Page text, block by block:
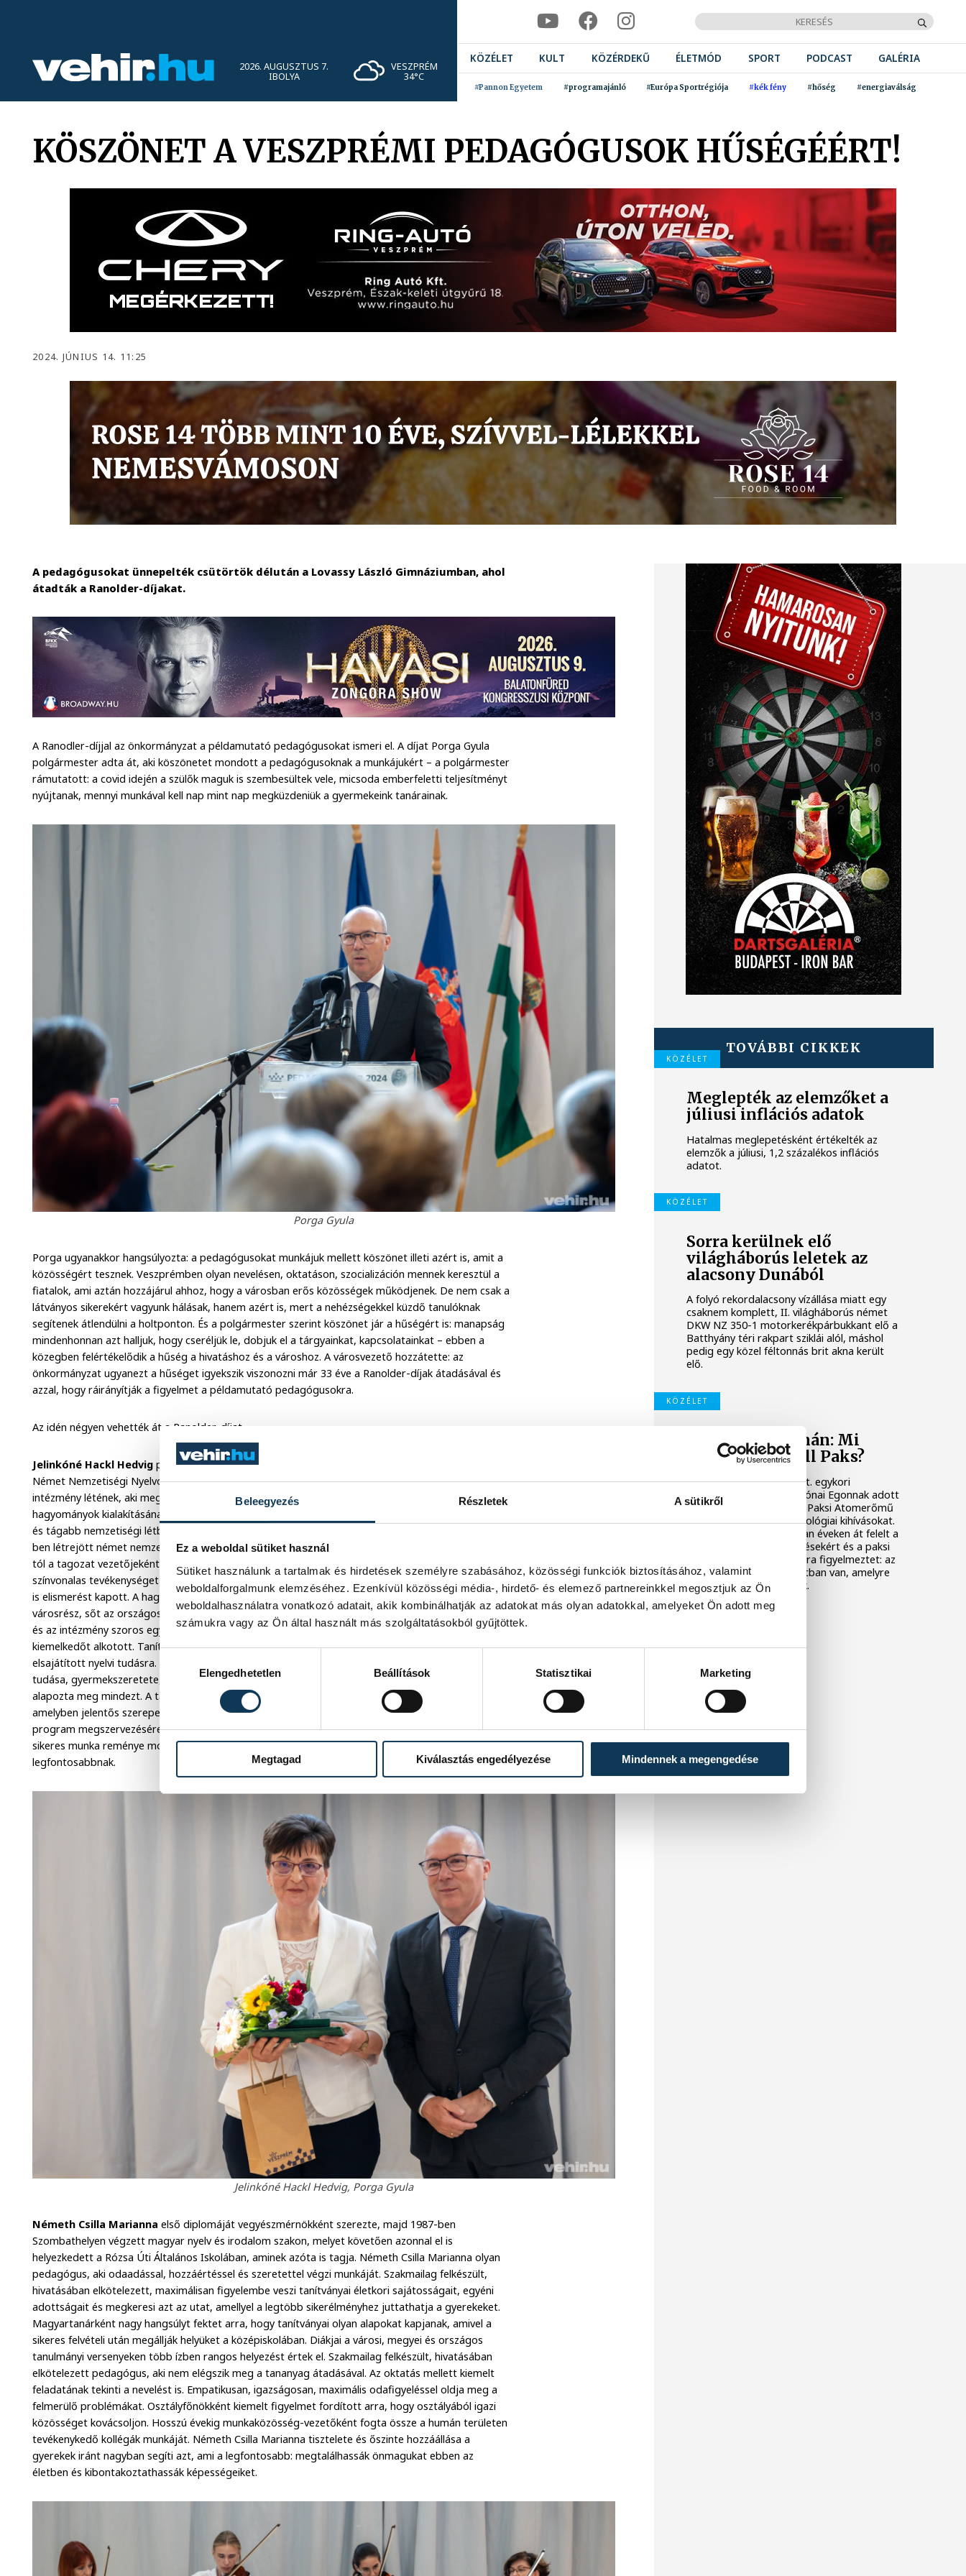
Beleegyezés Részletek A sütikről
Ez a weboldal sütiket használ
Sütiket használunk a tartalmak és hirdetések személyre szabásához, közösségi funkciók biztosításához, valamint
weboldalforgalmunk elemzéséhez. Ezenkívül közösségi média-, hirdető- és elemező partnereinkkel megosztjuk az Ön
weboldalhasználatra vonatkozó adatait, akik kombinálhatják az adatokat más olyan adatokkal, amelyeket Ön adott meg
számukra vagy az Ön által használt más szolgáltatásokból gyűjtöttek.
Elengedhetetlen
Beállítások Statisztikai Marketing
Megtagad Kiválasztás engedélyezése Mindennek a megengedése
2026. AUGUSZTUS 7.
IBOLYA
VESZPRÉM
34°C
KÖZÉLET KULT KÖZÉRDEKŰ ÉLETMÓD SPORT PODCAST GALÉRIA
#Pannon Egyetem #programajánló #Európa Sportrégiója #kék fény #hőség #energiaválság
KÖSZÖNET A VESZPRÉMI PEDAGÓGUSOK HŰSÉGÉÉRT!
2024. JÚNIUS 14. 11:25
A pedagógusokat ünnepelték csütörtök délután a Lovassy László Gimnáziumban, ahol
átadták a Ranolder-díjakat.
A Ranodler-díjjal az önkormányzat a példamutató pedagógusokat ismeri el. A díjat Porga Gyula
polgármester adta át, aki köszönetet mondott a pedagógusoknak a munkájukért – a polgármester
rámutatott: a covid idején a szülők maguk is szembesültek vele, micsoda emberfeletti teljesítményt
nyújtanak, mennyi munkával kell nap mint nap megküzdeniük a gyermekeink tanárainak.
Porga Gyula
Porga ugyanakkor hangsúlyozta: a pedagógusokat munkájuk mellett köszönet illeti azért is, amit a
közösségért tesznek. Veszprémben olyan nevelésen, oktatáson, szocializáción mennek keresztül a
fiatalok, ami aztán hozzájárul ahhoz, hogy a városban erős közösségek működjenek. De nem csak a
látványos sikerekért vagyunk hálásak, hanem azért is, mert a nehézségekkel küzdő tanulóknak
segítenek átlendülni a holtponton. És a polgármester szerint köszönet jár a hűségért is: manapság
mindenhonnan azt halljuk, hogy cseréljük le, dobjuk el a tárgyainkat, kapcsolatainkat – ebben a
közegben felértékelődik a hűség a hivatáshoz és a városhoz. A városvezető hozzátette: az
önkormányzat ugyanezt a hűséget igyekszik viszonozni már 33 éve a Ranolder-díjak átadásával és
azzal, hogy ráirányítják a figyelmet a példamutató pedagógusokra.
Az idén négyen vehették át a Ranolder-díjat.
Jelinkóné Hackl Hedvig pedagógusi és vezetői pályája elválaszthatatlanul összeforr a Gyulaffy
Német Nemzetiségi Nyelvoktató Általános Iskola történetével. Olyan jelentős képviselője ő az
intézmény létének, aki meghatározza az iskola német nemzetiségi arculatát, aki aktív részese volt a
hagyományok kialakításának, és aki összekötő kapocsként képes volt a nemzetiségi tagozatot helyi
és tágabb nemzetiségi létbe integrálni. Jelinkóné Hackl Hedvig német nyelvszakos tanár az 1995-
ben létrejött német nemzetiségi tagozat vezető egyénisége volt az indulástól kezdve, majd 1998-
tól a tagozat vezetőjeként dolgozott 2022 augusztusáig. Munkája nyomán a tagozat olyan
színvonalas tevékenységet tudhat magáénak, amely nemcsak iskolánkban, hanem szakmai körökben
is elismerést kapott. A hagyományápolás területén is nagyon sokat köszönhet neki az iskola, a
városrész, sőt az országos szervezetek is. Ő volt a kezdeményezője a helyi nemzetiségi egyesület
és az intézmény szoros együttműködésének. Jelinkóné Hackl Hedvig a nyelvtanításban is
kiemelkedőt alkotott. Tanítványai évek múlva is bizalommal fordulnak hozzá, büszkék a keze alatt
elsajátított nyelvi tudásra. Mindez nem lehetett volna ennyire eredményes, ha a módszertani
tudása, gyermekszeretete, a német nyelv iránti elkötelezettsége, magával ragadó egyénisége nem
alapozta meg mindezt. A tagozat munkáját alapos tervező munka előzi meg minden tanévben,
amelyben jelentős szerepet vállal. Alaposság jellemzi folyamatos elemző tevékenységét is. Minden
program megszervezésére ugyanolyan alapossággal készül fel. Javaslatait a további fejlődés és
sikeres munka reménye motiválja. Igazi csapatjátékos, aki mindig a közösség érdekeit tartja a
legfontosabbnak.
Jelinkóné Hackl Hedvig, Porga Gyula
Németh Csilla Marianna első diplomáját vegyészmérnökként szerezte, majd 1987-ben
Szombathelyen végzett magyar nyelv és irodalom szakon, melyet követően azonnal el is
helyezkedett a Rózsa Úti Általános Iskolában, aminek azóta is tagja. Németh Csilla Marianna olyan
pedagógus, aki odaadással, hozzáértéssel és szeretettel végzi munkáját. Szakmailag felkészült,
hivatásában elkötelezett, maximálisan figyelembe veszi tanítványai életkori sajátosságait, egyéni
adottságait és megkeresi azt az utat, amellyel a legtöbb sikerélményhez juttathatja a gyerekeket.
Magyartanárként nagy hangsúlyt fektet arra, hogy tanítványai olyan alapokat kapjanak, amivel a
sikeres felvételi után megállják helyüket a középiskolában. Diákjai a városi, megyei és országos
tanulmányi versenyeken több ízben rangos helyezést értek el. Szakmailag felkészült, hivatásában
elkötelezett pedagógus, aki nem elégszik meg a tananyag átadásával. Az oktatás mellett kiemelt
feladatának tekinti a nevelést is. Empatikusan, igazságosan, maximális odafigyeléssel oldja meg a
felmerülő problémákat. Osztályfőnökként kiemelt figyelmet fordított arra, hogy osztályából igazi
közösséget kovácsoljon. Hosszú évekig munkaközösség-vezetőként fogta össze a humán területen
tevékenykedő kollégák munkáját. Németh Csilla Marianna tisztelete és őszinte hozzáállása a
gyerekek iránt nagyban segíti azt, ami a legfontosabb: megtalálhassák önmagukat ebben az
életben és kibontakoztathassák képességeiket.
TOVÁBBI CIKKEK
KÖZÉLET
Meglepték az elemzőket a
júliusi inflációs adatok
Hatalmas meglepetésként értékelték az
elemzők a júliusi, 1,2 százalékos inflációs
adatot.
KÖZÉLET
Sorra kerülnek elő
világháborús leletek az
alacsony Dunából
A folyó rekordalacsony vízállása miatt egy
csaknem komplett, II. világháborús német
DKW NZ 350-1 motorkerékpárbukkant elő a
Batthyány téri rakpart sziklái alól, máshol
pedig egy közel féltonnás brit akna került
elő.
KÖZÉLET
Késéltánc a Dunán: Mi
történik, ha leáll Paks?
Mártha Imre, az MVM Zrt. egykori
vezérigazgatója ATV-n Rónai Egonnak adott
interjújában vázolta fel a Paksi Atomerőmű
előtt álló példátlan technológiai kihívásokat.
A szakember, aki korábban éveken át felelt a
hazai energetikai fejlesztésekért és a paksi
blokkok működéséért, arra figyelmeztet: az
erőmű olyan üzemállapotban van, amelyre
eredetileg nem tervezték.